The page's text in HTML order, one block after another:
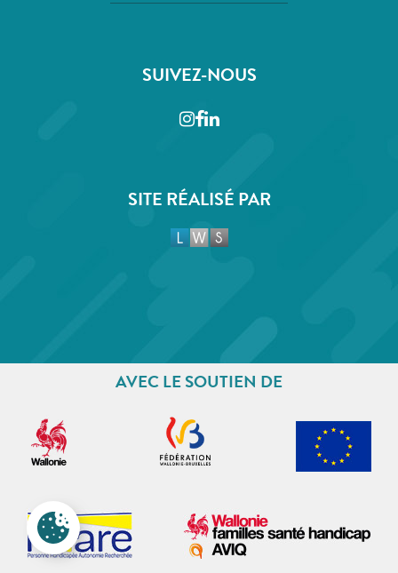
SUIVEZ-NOUS
Instagram
Facebook
LinkedIn
SITE RÉALISÉ PAR
AVEC LE SOUTIEN DE